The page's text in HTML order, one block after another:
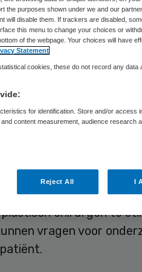
2019,11:00 213 keer gelezen
Chirurgie
nationale
de tien meest
de komende vijf jaar
samenwerking in
chirurgen te
vragen voor
the purposes shown under we and our
will disable them. If trackers are disabled,
this menu to change your choices or
of the webpage. Your choices will have
Statement
cookies, these do not record any data
for identification. Store and/or access
content measurement, audience research
Reject All I